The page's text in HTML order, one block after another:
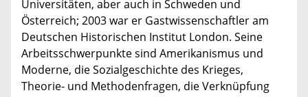
Universitäten, aber auch in Schweden und
Österreich; 2003 war er Gastwissenschaftler am
Deutschen Historischen Institut London. Seine
Arbeitsschwerpunkte sind Amerikanismus und
Moderne, die Sozialgeschichte des Krieges,
Theorie- und Methodenfragen, die Verknüpfung